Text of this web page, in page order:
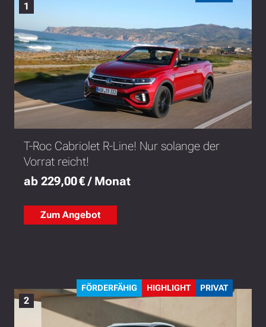
1
T-Roc Cabriolet R-Line! Nur solange der
Vorrat reicht!
ab 229,00 € / Monat
Zum Angebot
2
FÖRDERFÄHIG HIGHLIGHT PRIVAT